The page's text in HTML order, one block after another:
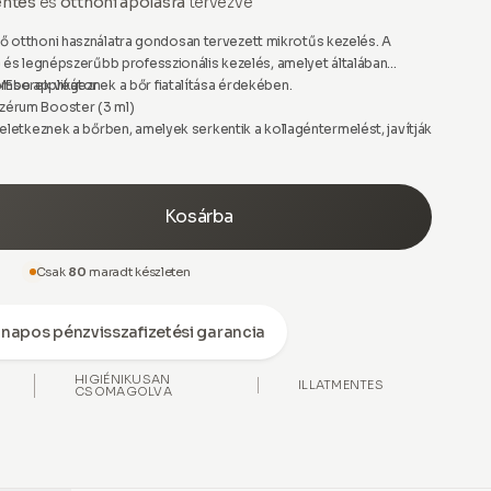
otthoni használatra gondosan tervezett mikrotűs kezelés. A
legnépszerűbb professzionális kezelés, amelyet általában
végeznek a bőr fiatalítása érdekében.
a bőrben, amelyek serkentik a kollagéntermelést, javítják
fokozzák az aktív összetevők felszívódását a maximális
érheti el ugyanezt.
applikátor
Booster (3 ml)
Kosárba
Csak 80 maradt készleten
pénzvisszafizetési garancia
HIGIÉNIKUSAN
CSOMAGOLVA ILLATMENTES